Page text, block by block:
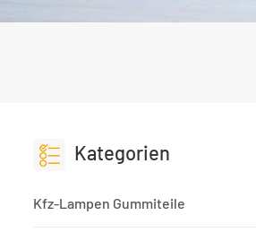
Kategorien
Kfz-Lampen Gummiteile